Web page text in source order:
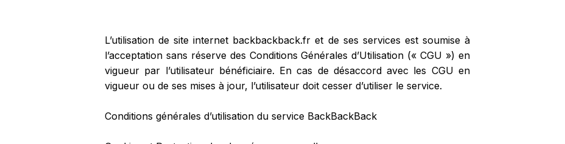
L’utilisation de site internet backbackback.fr et de ses services est soumise à
l’acceptation sans réserve des Conditions Générales d’Utilisation (« CGU ») en
vigueur par l’utilisateur bénéficiaire. En cas de désaccord avec les CGU en
vigueur ou de ses mises à jour, l’utilisateur doit cesser d’utiliser le service.
Conditions générales d’utilisation du service BackBackBack